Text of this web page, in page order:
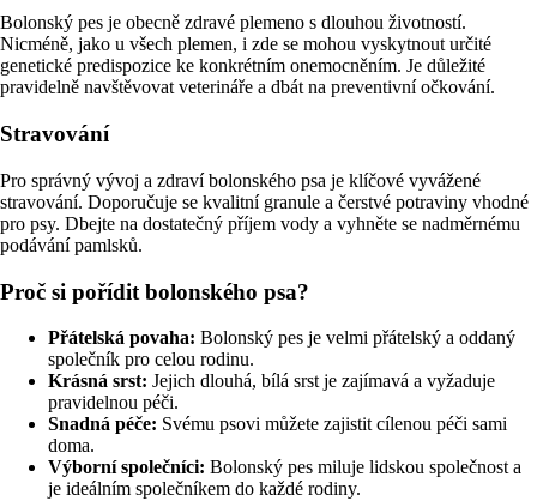
Bolonský pes je obecně zdravé plemeno s dlouhou životností.
Nicméně, jako u všech plemen, i zde se mohou vyskytnout určité
genetické predispozice ke konkrétním onemocněním. Je důležité
pravidelně navštěvovat veterináře a dbát na preventivní očkování.
Stravování
Pro správný vývoj a zdraví bolonského psa je klíčové vyvážené
stravování. Doporučuje se kvalitní granule a čerstvé potraviny vhodné
pro psy. Dbejte na dostatečný příjem vody a vyhněte se nadměrnému
podávání pamlsků.
Proč si pořídit bolonského psa?
Přátelská povaha: Bolonský pes je velmi přátelský a oddaný
společník pro celou rodinu.
Krásná srst: Jejich dlouhá, bílá srst je zajímavá a vyžaduje
pravidelnou péči.
Snadná péče: Svému psovi můžete zajistit cílenou péči sami
doma.
Výborní společníci: Bolonský pes miluje lidskou společnost a
je ideálním společníkem do každé rodiny.